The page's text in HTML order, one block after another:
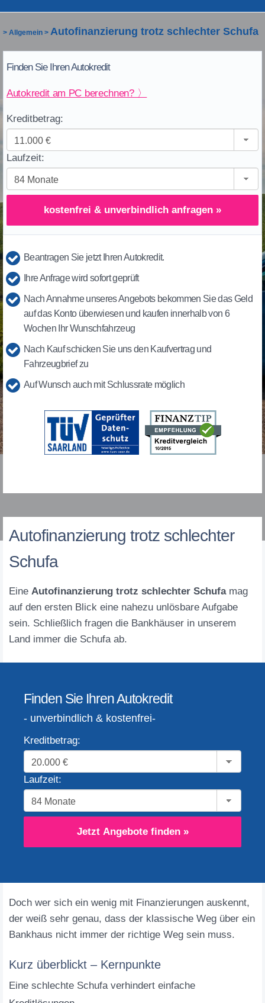
> Allgemein > Autofinanzierung trotz schlechter Schufa
Finden Sie Ihren Autokredit
Autokredit am PC berechnen? 〉
Kreditbetrag:
Laufzeit:
kostenfrei & unverbindlich anfragen »
Beantragen Sie jetzt Ihren Autokredit.
Ihre Anfrage wird sofort geprüft
Nach Annahme unseres Angebots bekommen Sie das Geld
auf das Konto überwiesen und kaufen innerhalb von 6
Wochen Ihr Wunschfahrzeug
Nach Kauf schicken Sie uns den Kaufvertrag und
Fahrzeugbrief zu
Auf Wunsch auch mit Schlussrate möglich
Autofinanzierung trotz schlechter
Schufa
Eine Autofinanzierung trotz schlechter Schufamag
auf den ersten Blick eine nahezu unlösbare Aufgabe
sein. Schließlich fragen die Bankhäuser in unserem
Land immer die Schufa ab.
Finden Sie Ihren Autokredit
- unverbindlich & kostenfrei-
Kreditbetrag:
Laufzeit:
Jetzt Angebote finden »
Doch wer sich ein wenig mit Finanzierungen auskennt,
der weiß sehr genau, dass der klassische Weg über ein
Bankhaus nicht immer der richtige Weg sein muss.
Kurz überblickt – Kernpunkte
Eine schlechte Schufa verhindert einfache